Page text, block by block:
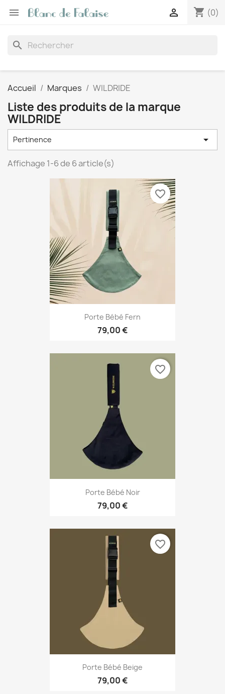
 shopping_cart (0)

search
Accueil Marques WILDRIDE
Liste des produits de la marque
WILDRIDE
Pertinence 
Affichage 1-6 de 6 article(s)
Porte Bébé Fern
79,00 €
favorite_border
Porte Bébé Noir
79,00 €
favorite_border
Porte Bébé Beige
79,00 €
favorite_border